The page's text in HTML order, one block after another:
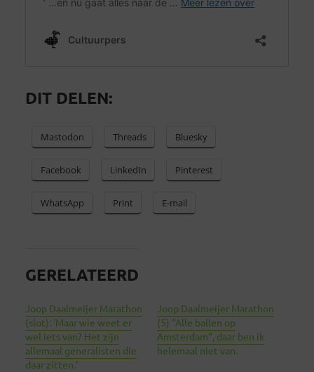
DIT DELEN:
Mastodon Threads Bluesky
Facebook LinkedIn Pinterest
WhatsApp Print E-mail
GERELATEERD
Joop Daalmeijer Marathon
(slot): ‘Maar wie weet er
wel iets van? Het zijn
allemaal generalisten die
daar zitten.’
Joop Daalmeijer Marathon
(5) “Alle ballen op
Amsterdam”, daar ben ik
helemaal niet van.